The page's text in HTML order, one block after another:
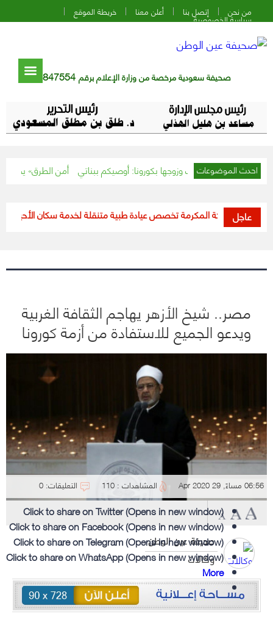
من نحن إتصل بنا أعلن معنا خريطة الموقع
سياسة الخصوصية
صحيفة سعودية مرخصة من وزارة الإعلام برقم 847554
احدث الموضوعات
أصيبت وزوجها بكورونا: أوصيكم ببناتي «أمن الطرق» يحذر قائدي
عاجل
مكة المكرمة تخصص عيادة طبية متنقلة لخدمة سكان الأحياء المعزولة
مصر.. شيخ الأزهر يهاجم الثقافة الغربية
ويدعو الجميع للاستفادة من أزمة كورونا
06:56 مساءً, 29 Apr 2020 المشاهدات : 110 التعليقات: 0
صحيفة عين الوطن
وكالات
Click to share on Twitter (Opens in new window)
Click to share on Facebook (Opens in new window)
Click to share on Telegram (Opens in new window)
Click to share on WhatsApp (Opens in new window)
More